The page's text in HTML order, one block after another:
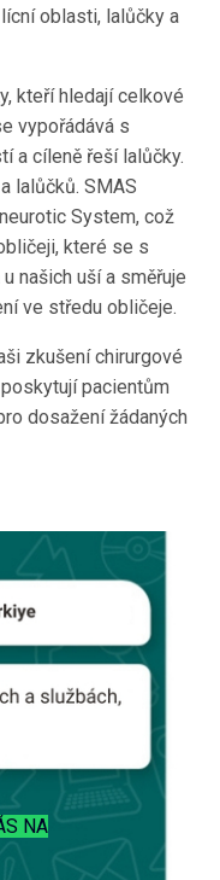
oblasti, lalůčky a
kteří hledají celkové
vypořádává s
a cíleně řeší lalůčky.
lalůčků. SMAS
System, což
které se s
našich uší a směřuje
ve středu obličeje.
zkušení chirurgové
pacientům
dosažení žádaných
NA